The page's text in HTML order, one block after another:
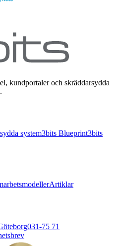
kundportaler och skräddarsydda
system3bits Blueprint3bits
Artiklar
031-75 71